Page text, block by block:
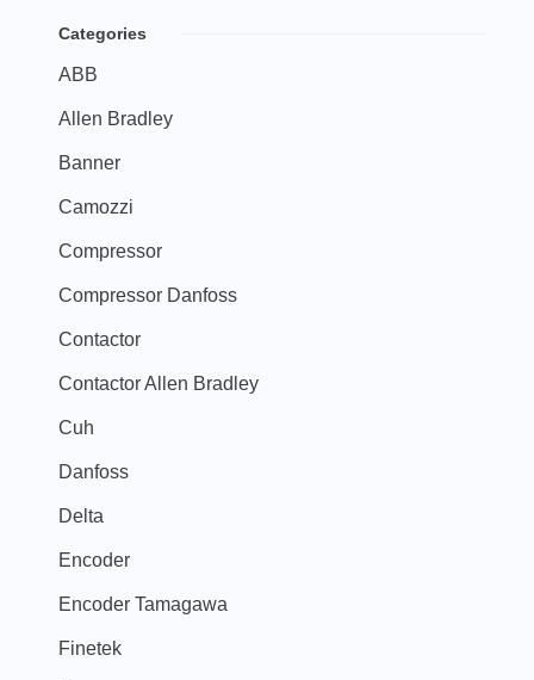
Categories
ABB
Allen Bradley
Banner
Camozzi
Compressor
Compressor Danfoss
Contactor
Contactor Allen Bradley
Cuh
Danfoss
Delta
Encoder
Encoder Tamagawa
Finetek